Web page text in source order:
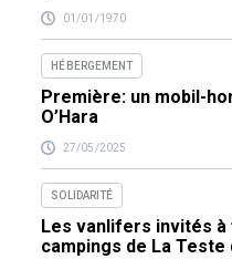
01/01/1970
HÉBERGEMENT
Première: un mobil-
O’Hara
27/05/2025
SOLIDARITÉ
Les vanlifers invités
campings de La Teste